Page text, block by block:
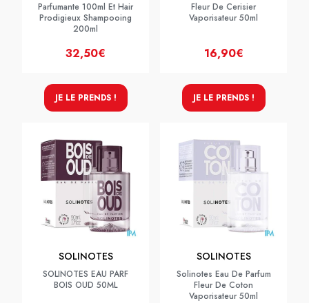
Parfumante 100ml Et Hair
Prodigieux Shampooing
200ml
32,50€
JE LE PRENDS !
Fleur De Cerisier
Vaporisateur 50ml
16,90€
JE LE PRENDS !
SOLINOTES
SOLINOTES EAU PARF
BOIS OUD 50ML
SOLINOTES
Solinotes Eau De Parfum
Fleur De Coton
Vaporisateur 50ml